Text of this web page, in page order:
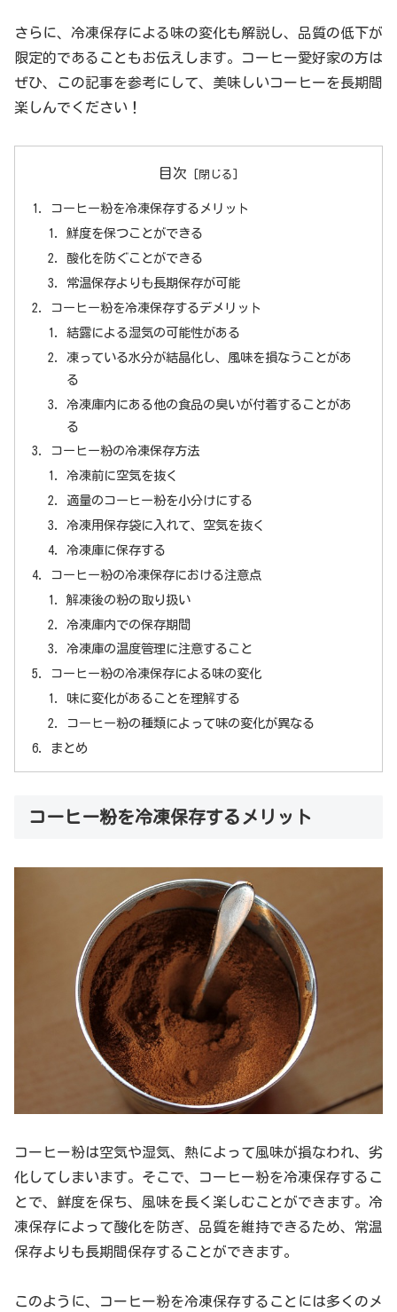
さらに、冷凍保存による味の変化も解説し、品質の低下が
限定的であることもお伝えします。コーヒー愛好家の方は
ぜひ、この記事を参考にして、美味しいコーヒーを長期間
楽しんでください！
目次
コーヒー粉を冷凍保存するメリット
鮮度を保つことができる
酸化を防ぐことができる
常温保存よりも長期保存が可能
コーヒー粉を冷凍保存するデメリット
結露による湿気の可能性がある
凍っている水分が結晶化し、風味を損なうことがあ
る
冷凍庫内にある他の食品の臭いが付着することがあ
る
コーヒー粉の冷凍保存方法
冷凍前に空気を抜く
適量のコーヒー粉を小分けにする
冷凍用保存袋に入れて、空気を抜く
冷凍庫に保存する
コーヒー粉の冷凍保存における注意点
解凍後の粉の取り扱い
冷凍庫内での保存期間
冷凍庫の温度管理に注意すること
コーヒー粉の冷凍保存による味の変化
味に変化があることを理解する
コーヒー粉の種類によって味の変化が異なる
まとめ
コーヒー粉を冷凍保存するメリット
コーヒー粉は空気や湿気、熱によって風味が損なわれ、劣
化してしまいます。そこで、コーヒー粉を冷凍保存するこ
とで、鮮度を保ち、風味を長く楽しむことができます。冷
凍保存によって酸化を防ぎ、品質を維持できるため、常温
保存よりも長期間保存することができます。
このように、コーヒー粉を冷凍保存することには多くのメ